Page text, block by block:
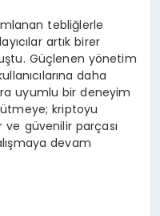
tebliğlerle
artık birer
Güçlenen yönetim
daha
uyumlu bir deneyim
kriptoyu
ve güvenilir parçası
devam